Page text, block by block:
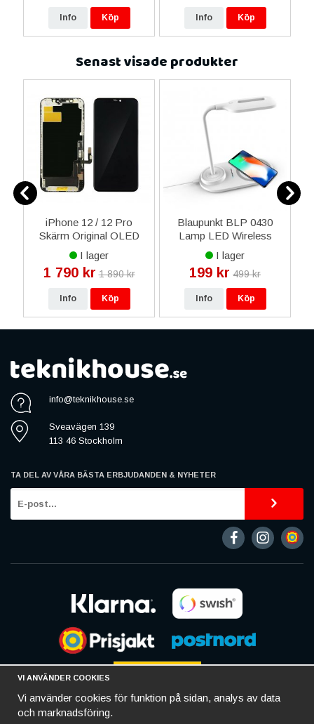
Info Köp Info Köp
Senast visade produkter
iPhone 12 / 12 Pro
Skärm Original OLED
Display Glas -
Livstidsgaranti
I lager
1 790 kr 1 890 kr
Info Köp
Blaupunkt BLP 0430
Lamp LED Wireless
Charge 10W - Vit
I lager
199 kr 499 kr
Info Köp
info@teknikhouse.se
Sveavägen 139
113 46 Stockholm
TA DEL AV VÅRA BÄSTA ERBJUDANDEN & NYHETER
VI ANVÄNDER COOKIES
Vi använder cookies för funktion på sidan, analys av data
och marknadsföring.